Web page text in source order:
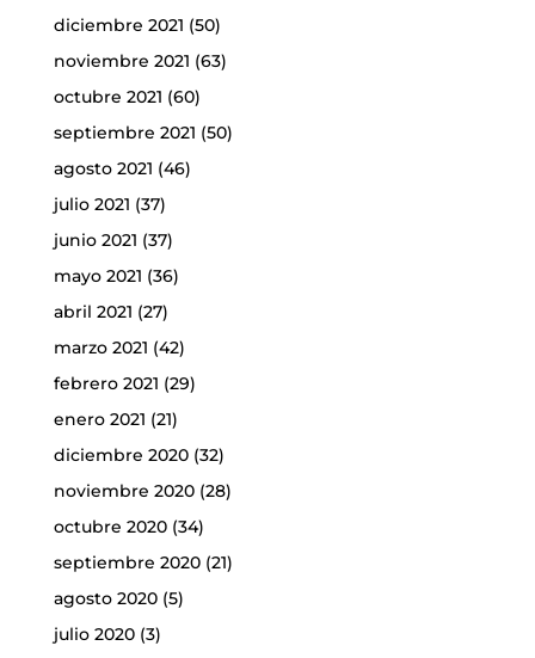
diciembre 2021 (50)
noviembre 2021 (63)
octubre 2021 (60)
septiembre 2021 (50)
agosto 2021 (46)
julio 2021 (37)
junio 2021 (37)
mayo 2021 (36)
abril 2021 (27)
marzo 2021 (42)
febrero 2021 (29)
enero 2021 (21)
diciembre 2020(32)
noviembre 2020(28)
octubre 2020(34)
septiembre 2020(21)
agosto 2020(5)
julio 2020(3)